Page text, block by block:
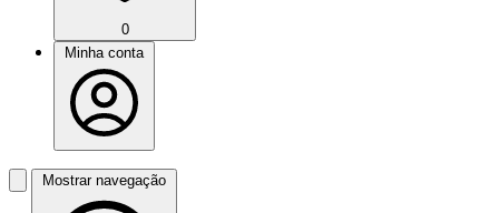
0
Minha conta
Mostrar navegação